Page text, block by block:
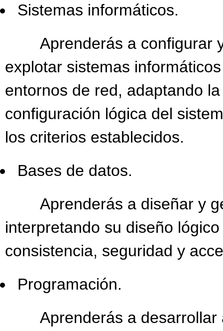
Sistemas informáticos.
Aprenderás a configurar
explotar sistemas
entornos de red, adaptando la
configuración lógica del
los criterios establecidos.
Bases de datos.
Aprenderás a diseñar y
interpretando su diseño
consistencia, seguridad y
Programación.
Aprenderás a desarrollar